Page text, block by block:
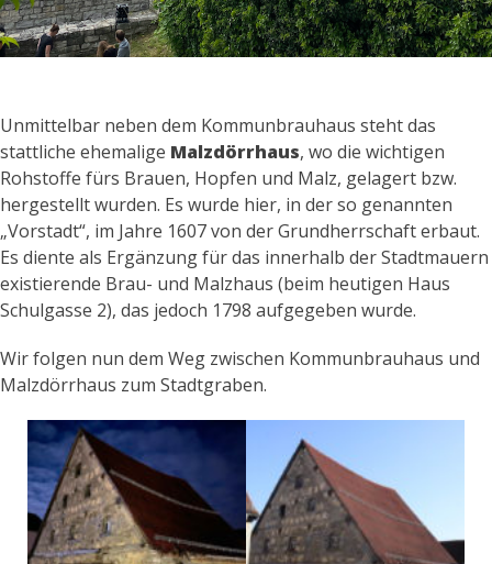
Kontakt
Beitritt
Unmittelbar neben dem Kommunbrauhaus steht das
stattliche ehemalige Malzdörrhaus, wo die wichtigen
Rohstoffe fürs Brauen, Hopfen und Malz, gelagert bzw.
hergestellt wurden. Es wurde hier, in der so genannten
„Vorstadt“, im Jahre 1607 von der Grundherrschaft erbaut.
Es diente als Ergänzung für das innerhalb der Stadtmauern
existierende Brau- und Malzhaus (beim heutigen Haus
Schulgasse 2), das jedoch 1798 aufgegeben wurde.
Wir folgen nun dem Weg zwischen Kommunbrauhaus und
Malzdörrhaus zum Stadtgraben.